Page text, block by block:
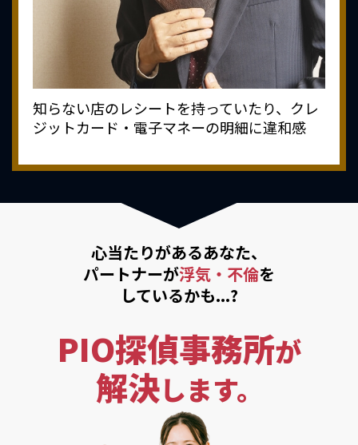
知らない店のレシートを持っていたり、クレ
ジットカード・電子マネーの明細に違和感
心当たりがあるあなた、
パートナーが浮気・不倫を
しているかも...?
PIO探偵事務所が
解決します。